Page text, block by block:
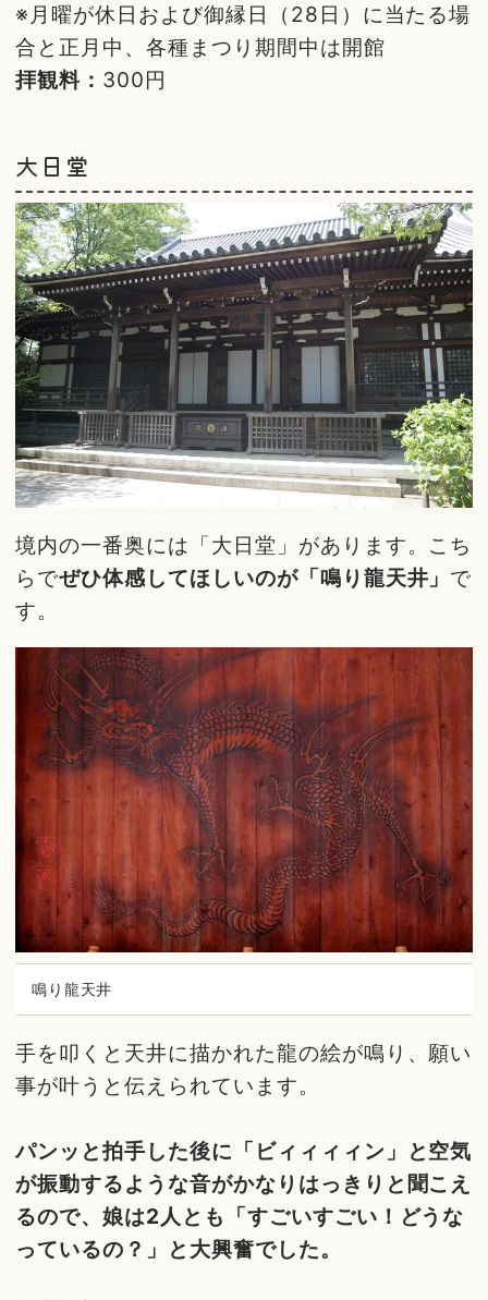
※月曜が休日および御縁日（28日）に当たる場
合と正月中、各種まつり期間中は開館
拝観料： 300円
大日堂
境内の一番奥には「大日堂」があります。こち
らでぜひ体感してほしいのが「鳴り龍天井」 で
す。
鳴り龍天井
手を叩くと天井に描かれた龍の絵が鳴り、願い
事が叶うと伝えられています。
パンッと拍手した後に「ビィィィィン」と空気
が振動するような音がかなりはっきりと聞こえ
るので、娘は2人とも「すごいすごい！どうな
っているの？」と大興奮でした。